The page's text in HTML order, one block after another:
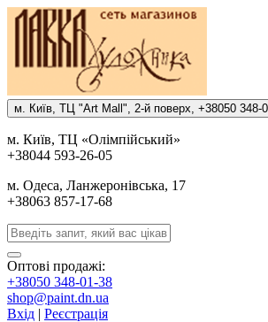
м. Киïв, ТЦ "Art Mall", 2-й поверх, +38050 348-
м. Киïв, ТЦ «Олiмпiйський»
+38044 593-26-05
м. Одеса, Ланжеронiвська, 17
+38063 857-17-68
Оптові продажі:
+38050 348-01-38
shop@paint.dn.ua
Вхід | Реєстрація